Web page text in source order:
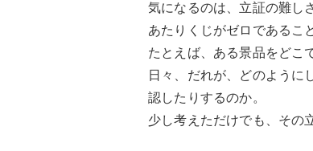
気になるのは、立証の難し
あたりくじがゼロであるこ
たとえば、ある景品をどこ
日々、だれが、どのように
認したりするのか。
少し考えただけでも、その